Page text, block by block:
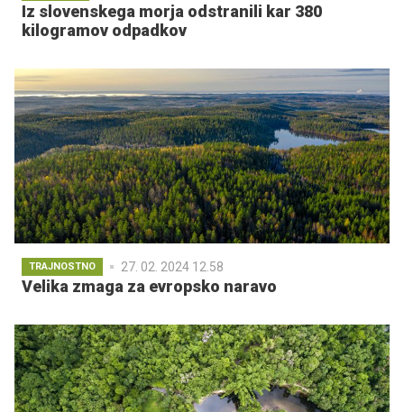
Iz slovenskega morja odstranili kar 380
kilogramov odpadkov
TRAJNOSTNO 27. 02. 2024 12.58
Velika zmaga za evropsko naravo